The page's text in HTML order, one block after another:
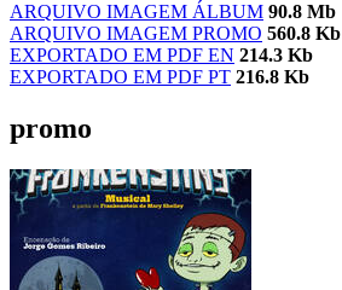
ARQUIVO IMAGEM ÁLBUM 90.8 Mb
ARQUIVO IMAGEM PROMO 560.8 Kb
EXPORTADO EM PDF EN 214.3 Kb
EXPORTADO EM PDF PT 216.8 Kb
promo